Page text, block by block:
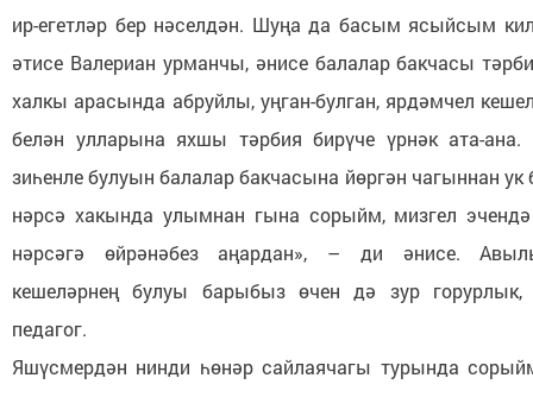
ир-егетләр бер нәселдән. Шуңа да басым ясыйсым
әтисе Валериан урманчы, әнисе балалар бакчасы
халкы арасында абруйлы, уңган-булган, ярдәмчел
белән улларына яхшы тәрбия бирүче үрнәк ата-ана.
зиһенле булуын балалар бакчасына йөргән чагыннан ук
нәрсә хакында улымнан гына сорыйм, мизгел
нәрсәгә өйрәнәбез аңардан», – ди әнисе.
кешеләрнең булуы барыбыз өчен дә зур
педагог.
Яшүсмердән нинди һөнәр сайлаячагы турында